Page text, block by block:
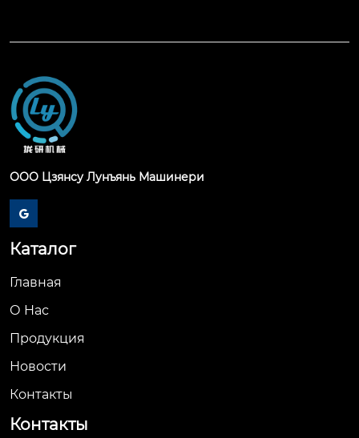
ООО Цзянсу Лунъянь Машинери

Каталог
Главная
О Hас
Продукция
Новости
Контакты
Контакты